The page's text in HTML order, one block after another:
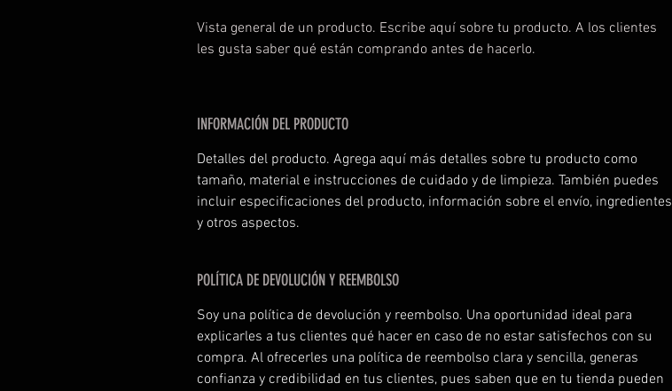
Vista general de un producto. Escribe aquí sobre tu producto. A los clientes
les gusta saber qué están comprando antes de hacerlo.
INFORMACIÓN DEL PRODUCTO
Detalles del producto. Agrega aquí más detalles sobre tu producto como
tamaño, material e instrucciones de cuidado y de limpieza. También puedes
incluir especificaciones del producto, información sobre el envío, ingredientes
y otros aspectos.
POLÍTICA DE DEVOLUCIÓN Y REEMBOLSO
Soy una política de devolución y reembolso. Una oportunidad ideal para
explicarles a tus clientes qué hacer en caso de no estar satisfechos con su
compra. Al ofrecerles una política de reembolso clara y sencilla, generas
confianza y credibilidad en tus clientes, pues saben que en tu tienda pueden